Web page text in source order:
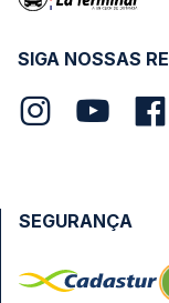
SIGA NOSSAS
SEGURANÇA